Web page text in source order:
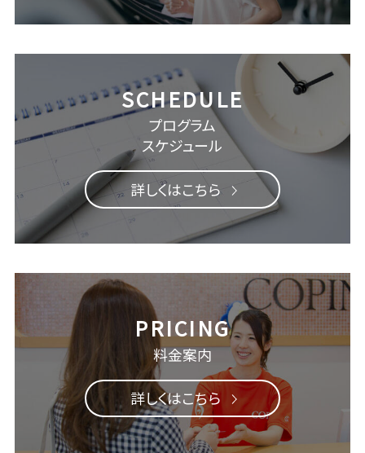
プログラム
スケジュール
詳しくはこちら
料金案内
詳しくはこちら